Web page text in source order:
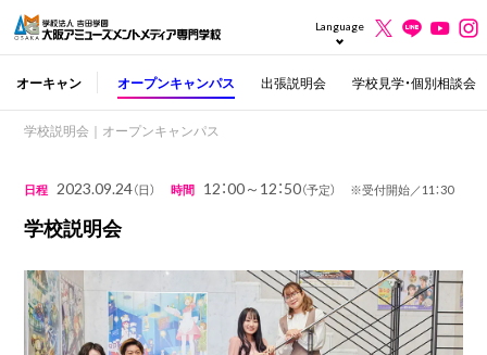
Language
オーキャン オープンキャンパス 出張説明会 学校見学・個別相談会
学校説明会｜オープンキャンパス
日程 2023.09.24（日） 時間 12：00～12：50（予定） ※受付開始／11：30
学校説明会